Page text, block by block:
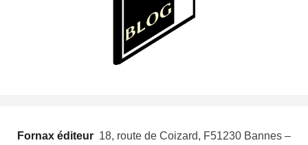
Fornax éditeur  18, route de Coizard, F51230 Bannes –